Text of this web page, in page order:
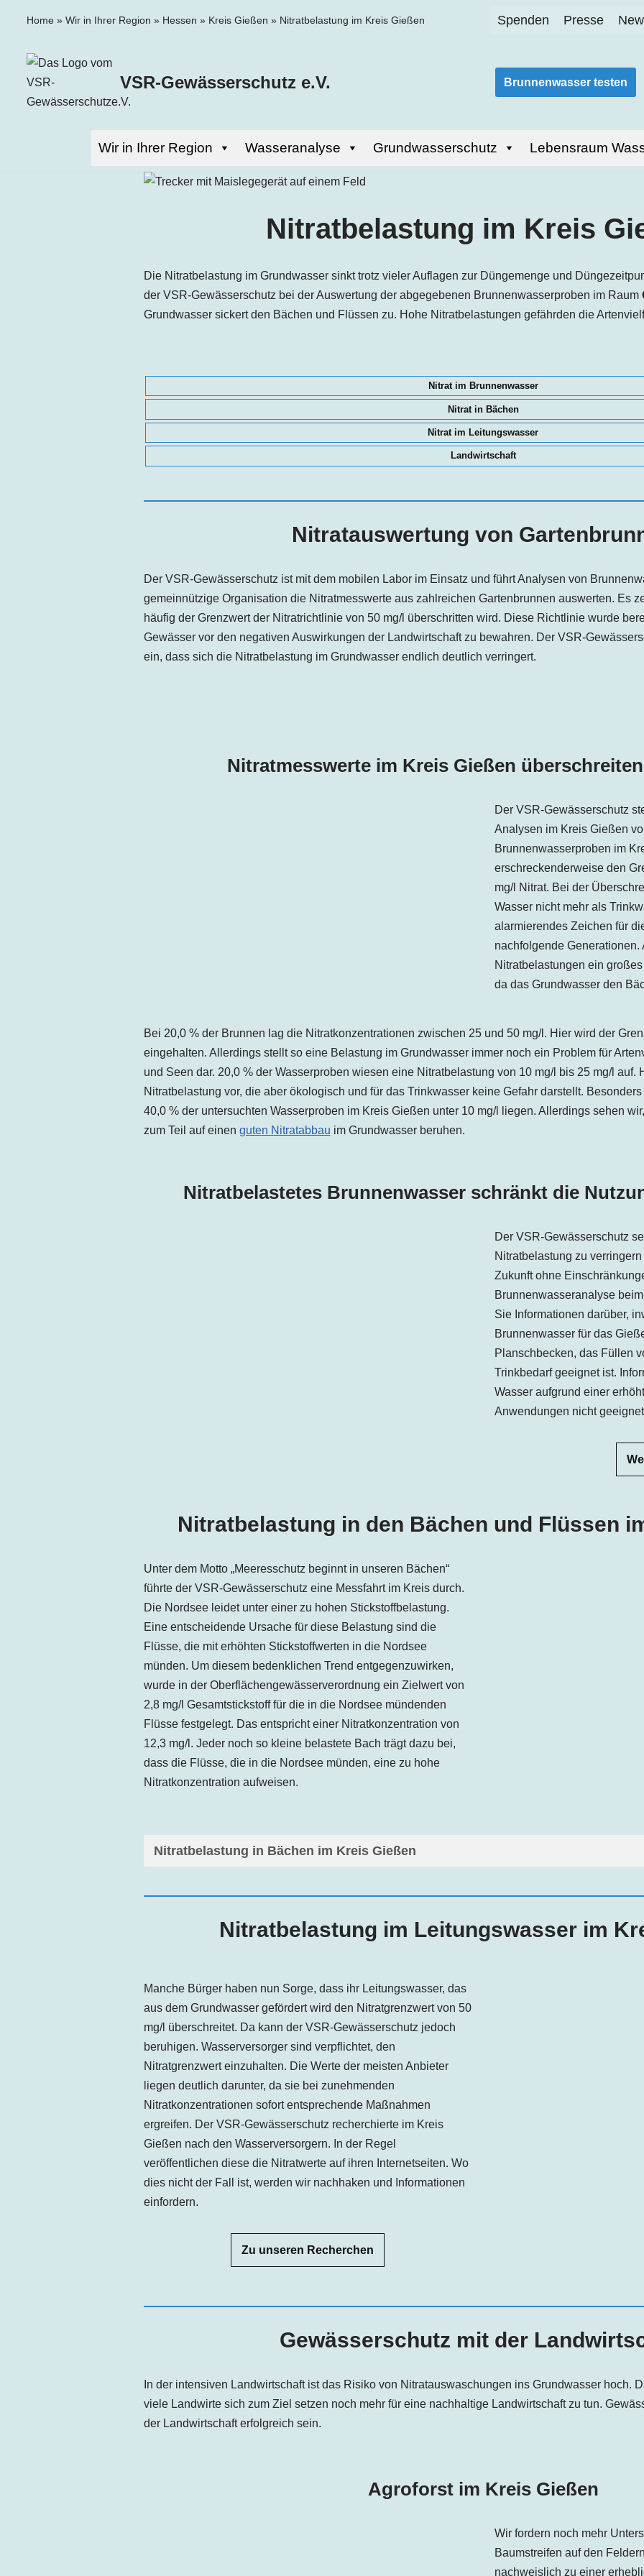
Inhalt
springen
Home » Wir in Ihrer Region » Hessen » Kreis Gießen » Nitratbelastung im Kreis Gießen Spenden Presse
VSR-Gewässerschutz e.V. Brunnenwasser testen
Wir in Ihrer Region Wasseranalyse Grundwasserschutz Lebensraum
Nitratbelastung im Kreis
Die Nitratbelastung im Grundwasser sinkt trotz vieler Auflagen zur Düngemenge und
der VSR-Gewässerschutz bei der Auswertung der abgegebenen Brunnenwasserproben im Raum
Grundwasser sickert den Bächen und Flüssen zu. Hohe Nitratbelastungen gefährden die
Nitrat im Brunnenwasser
Nitrat in Bächen
Nitrat im Leitungswasser
Landwirtschaft
Nitratauswertung von
Der VSR-Gewässerschutz ist mit dem mobilen Labor im Einsatz und führt Analysen von
gemeinnützige Organisation die Nitratmesswerte aus zahlreichen Gartenbrunnen auswerten. Es
häufig der Grenzwert der Nitratrichtlinie von 50 mg/l überschritten wird. Diese Richtlinie wurde
Gewässer vor den negativen Auswirkungen der Landwirtschaft zu bewahren. Der VSR-
ein, dass sich die Nitratbelastung im Grundwasser endlich deutlich verringert.
Nitratmesswerte im Kreis Gießen
Der VSR-Gewässerschutz
Analysen im Kreis Gießen
Brunnenwasserproben im
erschreckenderweise den
mg/l Nitrat. Bei der
Wasser nicht mehr als
alarmierendes Zeichen für
nachfolgende
Nitratbelastungen ein
da das Grundwasser den
Bei 20,0 % der Brunnen lag die Nitratkonzentrationen zwischen 25 und 50 mg/l. Hier wird der
eingehalten. Allerdings stellt so eine Belastung im Grundwasser immer noch ein Problem für
und Seen dar. 20,0 % der Wasserproben wiesen eine Nitratbelastung von 10 mg/l bis 25 mg/l auf.
Nitratbelastung vor, die aber ökologisch und für das Trinkwasser keine Gefahr darstellt.
40,0 % der untersuchten Wasserproben im Kreis Gießen unter 10 mg/l liegen. Allerdings sehen
zum Teil auf einen guten Nitratabbau im Grundwasser beruhen.
Nitratbelastetes Brunnenwasser schränkt die
Der VSR-Gewässerschutz
Nitratbelastung zu
Zukunft ohne
Brunnenwasseranalyse
Sie Informationen darüber,
Brunnenwasser für das
Planschbecken, das Füllen
Trinkbedarf geeignet ist.
Wasser aufgrund einer
Anwendungen nicht
Nitratbelastung in den Bächen und Flüssen
Unter dem Motto „Meeresschutz beginnt in unseren Bächen“
führte der VSR-Gewässerschutz eine Messfahrt im Kreis durch.
Die Nordsee leidet unter einer zu hohen Stickstoffbelastung.
Eine entscheidende Ursache für diese Belastung sind die
Flüsse, die mit erhöhten Stickstoffwerten in die Nordsee
münden. Um diesem bedenklichen Trend entgegenzuwirken,
wurde in der Oberflächengewässerverordnung ein Zielwert von
2,8 mg/l Gesamtstickstoff für die in die Nordsee mündenden
Flüsse festgelegt. Das entspricht einer Nitratkonzentration von
12,3 mg/l. Jeder noch so kleine belastete Bach trägt dazu bei,
dass die Flüsse, die in die Nordsee münden, eine zu hohe
Nitratkonzentration aufweisen.
Nitratbelastung in Bächen im Kreis Gießen
Nitratbelastung im Leitungswasser im
Manche Bürger haben nun Sorge, dass ihr Leitungswasser, das
aus dem Grundwasser gefördert wird den Nitratgrenzwert von 50
mg/l überschreitet. Da kann der VSR-Gewässerschutz jedoch
beruhigen. Wasserversorger sind verpflichtet, den
Nitratgrenzwert einzuhalten. Die Werte der meisten Anbieter
liegen deutlich darunter, da sie bei zunehmenden
Nitratkonzentrationen sofort entsprechende Maßnahmen
ergreifen. Der VSR-Gewässerschutz recherchierte im Kreis
Gießen nach den Wasserversorgern. In der Regel
veröffentlichen diese die Nitratwerte auf ihren Internetseiten. Wo
dies nicht der Fall ist, werden wir nachhaken und Informationen
einfordern.
Zu unseren Recherchen
Gewässerschutz mit der
In der intensiven Landwirtschaft ist das Risiko von Nitratauswaschungen ins Grundwasser hoch.
viele Landwirte sich zum Ziel setzen noch mehr für eine nachhaltige Landwirtschaft zu tun.
der Landwirtschaft erfolgreich sein.
Agroforst im Kreis Gießen
Wir fordern noch mehr
Baumstreifen auf den
nachweislich zu einer